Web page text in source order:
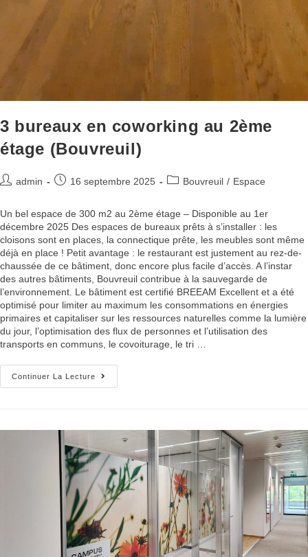
3 bureaux en coworking au 2ème
étage (Bouvreuil)
admin 16 septembre 2025 Bouvreuil / Espace
Un bel espace de 300 m2 au 2ème étage – Disponible au 1er
décembre 2025 Des espaces de bureaux prêts à s’installer : les
cloisons sont en places, la connectique prête, les meubles sont même
déjà en place ! Petit avantage : le restaurant est justement au rez-de-
chaussée de ce bâtiment, donc encore plus facile d’accès. A l’instar
des autres bâtiments, Bouvreuil contribue à la sauvegarde de
l’environnement. Le bâtiment est certifié BREEAM Excellent et a été
optimisé pour limiter au maximum les consommations en énergies
primaires et capitaliser sur les ressources naturelles comme la lumière
du jour, l’optimisation des flux de personnes et l’utilisation des
transports en communs, le covoiturage, le tri …
Continuer La Lecture